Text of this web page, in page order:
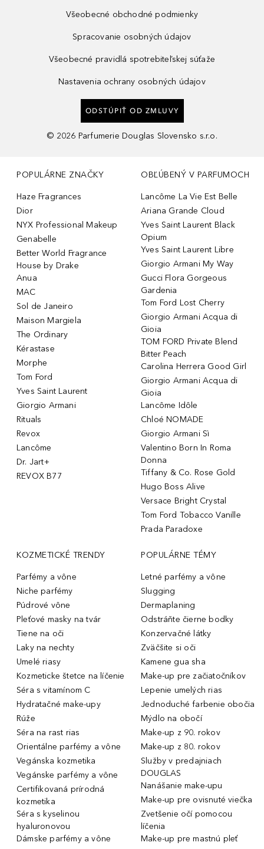
Všeobecné obchodné podmienky
Spracovanie osobných údajov
Všeobecné pravidlá spotrebiteľskej súťaže
Nastavenia ochrany osobných údajov
ODSTÚPIŤ OD ZMLUVY
© 2026 Parfumerie Douglas Slovensko s.r.o.
POPULÁRNE ZNAČKY
Haze Fragrances
Dior
NYX Professional Makeup
Genabelle
Better World Fragrance
House by Drake
Anua
MAC
Sol de Janeiro
Maison Margiela
The Ordinary
Kérastase
Morphe
Tom Ford
Yves Saint Laurent
Giorgio Armani
Rituals
Revox
Lancôme
Dr. Jart+
REVOX B77
OBĽÚBENÝ V PARFUMOCH
Lancôme La Vie Est Belle
Ariana Grande Cloud
Yves Saint Laurent Black
Opium
Yves Saint Laurent Libre
Giorgio Armani My Way
Gucci Flora Gorgeous
Gardenia
Tom Ford Lost Cherry
Giorgio Armani Acqua di
Gioia
TOM FORD Private Blend
Bitter Peach
Carolina Herrera Good Girl
Giorgio Armani Acqua di
Gioia
Lancôme Idôle
Chloé NOMADE
Giorgio Armani Sì
Valentino Born In Roma
Donna
Tiffany & Co. Rose Gold
Hugo Boss Alive
Versace Bright Crystal
Tom Ford Tobacco Vanille
Prada Paradoxe
KOZMETICKÉ TRENDY
Parfémy a vône
Niche parfémy
Púdrové vône
Pleťové masky na tvár
Tiene na oči
Laky na nechty
Umelé riasy
Kozmeticke štetce na líčenie
Séra s vitamínom C
Hydratačné make-upy
Rúže
Séra na rast rias
Orientálne parfémy a vône
Vegánska kozmetika
Vegánske parfémy a vône
Certifikovaná prírodná
kozmetika
Séra s kyselinou
hyaluronovou
Dámske parfémy a vône
POPULÁRNE TÉMY
Letné parfémy a vône
Slugging
Dermaplaning
Odstráňte čierne bodky
Konzervačné látky
Zväčšite si oči
Kamene gua sha
Make-up pre začiatočníkov
Lepenie umelých rias
Jednoduché farbenie obočia
Mýdlo na obočí
Make-up z 90. rokov
Make-up z 80. rokov
Služby v predajniach
DOUGLAS
Nanášanie make-upu
Make-up pre ovisnuté viečka
Zvetšenie očí pomocou
líčenia
Make-up pre mastnú pleť